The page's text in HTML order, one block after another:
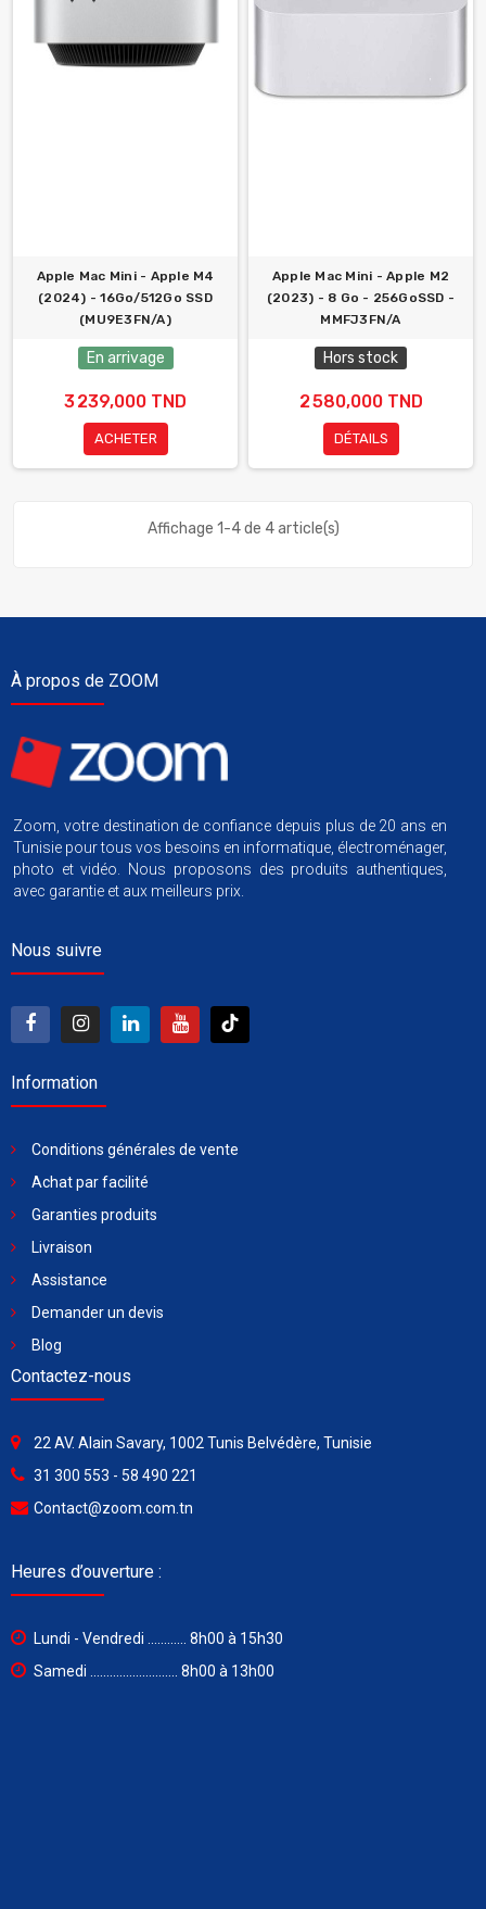
Apple Mac Mini - Apple M4
(2024) - 16Go/512Go SSD
(MU9E3FN/A)
En arrivage
3 239,000 TND
ACHETER
Apple Mac Mini - Apple M2
(2023) - 8 Go - 256GoSSD -
MMFJ3FN/A
Hors stock
2 580,000 TND
DÉTAILS
Affichage 1-4 de 4 article(s)
À propos de ZOOM
Zoom, votre destination de confiance depuis plus de 20 ans en
Tunisie pour tous vos besoins en informatique, électroménager,
photo et vidéo. Nous proposons des produits authentiques,
avec garantie et aux meilleurs prix.
Nous suivre
Information
Conditions générales de vente
Achat par facilité
Garanties produits
Livraison
Assistance
Demander un devis
Blog
Contactez-nous
22 AV. Alain Savary, 1002 Tunis Belvédère, Tunisie
31 300 553 - 58 490 221
Contact@zoom.com.tn
Heures d’ouverture :
Lundi - Vendredi ............ 8h00 à 15h30
Samedi ........................... 8h00 à 13h00